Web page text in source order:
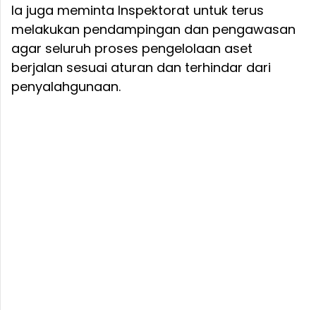
Ia juga meminta Inspektorat untuk terus
melakukan pendampingan dan pengawasan
agar seluruh proses pengelolaan aset
berjalan sesuai aturan dan terhindar dari
penyalahgunaan.